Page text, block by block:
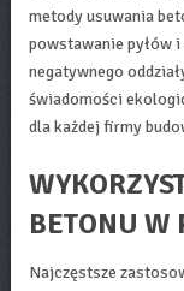
metody usuwania
powstawanie pyłów i
negatywnego
świadomości
dla każdej firmy
BETONU W
Najczęstsze